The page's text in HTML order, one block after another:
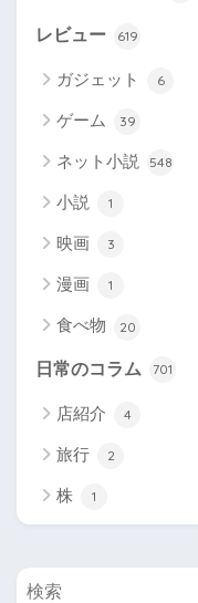
レビュー 619
ガジェット 6
ゲーム 39
ネット小説 548
小説 1
映画 3
漫画 1
食べ物 20
日常のコラム 701
店紹介 4
旅行 2
株 1